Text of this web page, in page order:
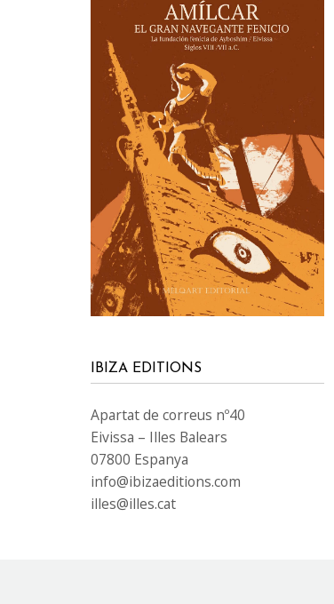
IBIZA EDITIONS
Apartat de correus nº40
Eivissa – Illes Balears
07800 Espanya
info@ibizaeditions.com
illes@illes.cat